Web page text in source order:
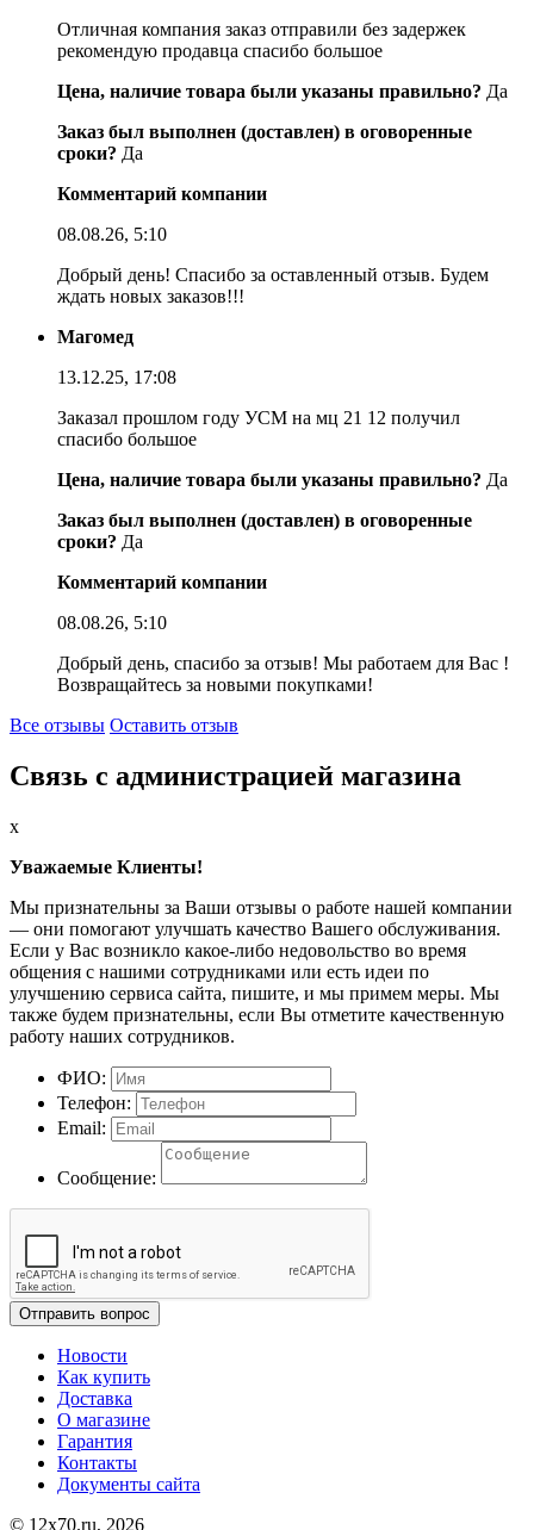
Отличная компания заказ отправили без задержек
рекомендую продавца спасибо большое
Цена, наличие товара были указаны правильно? Да
Заказ был выполнен (доставлен) в оговоренные
сроки? Да
Комментарий компании
08.08.26, 5:10
Добрый день! Спасибо за оставленный отзыв. Будем
ждать новых заказов!!!
Магомед
13.12.25, 17:08
Заказал прошлом году УСМ на мц 21 12 получил
спасибо большое
Цена, наличие товара были указаны правильно? Да
Заказ был выполнен (доставлен) в оговоренные
сроки? Да
Комментарий компании
08.08.26, 5:10
Добрый день, спасибо за отзыв! Мы работаем для Вас !
Возвращайтесь за новыми покупками!
Все отзывы Оставить отзыв
Связь с администрацией магазина
x
Уважаемые Клиенты!
Мы признательны за Ваши отзывы о работе нашей компании
— они помогают улучшать качество Вашего обслуживания.
Если у Вас возникло какое-либо недовольство во время
общения с нашими сотрудниками или есть идеи по
улучшению сервиса сайта, пишите, и мы примем меры. Мы
также будем признательны, если Вы отметите качественную
работу наших сотрудников.
ФИО:
Телефон:
Email:
Сообщение:
Отправить вопрос
Новости
Как купить
Доставка
О магазине
Гарантия
Контакты
Документы сайта
© 12x70.ru, 2026